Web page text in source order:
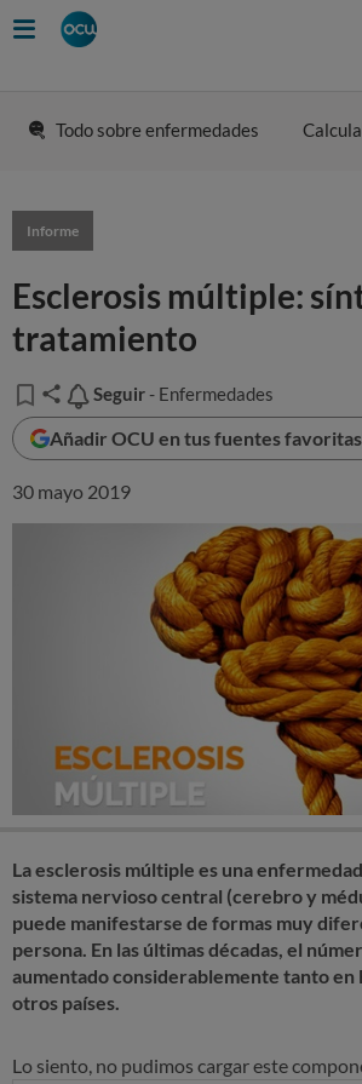
Todo sobre enfermedades
Informe
Esclerosis múltiple:
tratamiento
Seguir
Seguir - Enfermedades
Añadir OCU en tus fuentes
30 mayo 2019
La esclerosis múltiple es una
sistema nervioso central (cerebro y
puede manifestarse de formas muy
persona. En las últimas décadas, el
aumentado considerablemente tanto en
otros países.
Lo siento, no pudimos cargar este